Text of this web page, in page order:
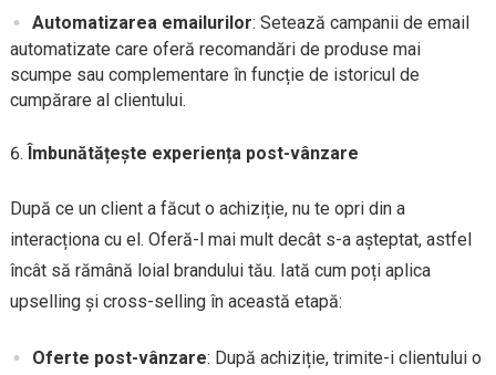
Automatizarea emailurilor: Setează campanii de email
automatizate care oferă recomandări de produse mai
scumpe sau complementare în funcție de istoricul de
cumpărare al clientului.
Îmbunătățește experiența post-vânzare
După ce un client a făcut o achiziție, nu te opri din a
interacționa cu el. Oferă-l mai mult decât s-a așteptat, astfel
încât să rămână loial brandului tău. Iată cum poți aplica
upselling și cross-selling în această etapă:
Oferte post-vânzare: După achiziție, trimite-i clientului o